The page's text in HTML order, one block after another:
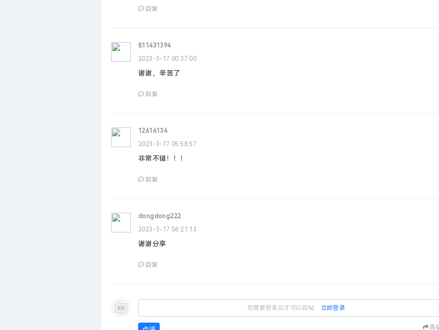
回复
811431394
2023-3-17 00:37:00
谢谢，辛苦了
回复
12616134
2023-3-17 05:58:57
非常不错！！！
回复
dongdong222
2023-3-17 06:21:13
谢谢分享
回复
您需要登录后才可以回帖 立即登录
高